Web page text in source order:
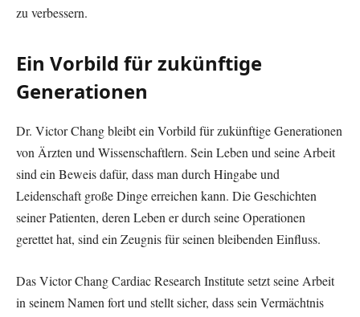
zu verbessern.
Ein Vorbild für zukünftige
Generationen
Dr. Victor Chang bleibt ein Vorbild für zukünftige Generationen
von Ärzten und Wissenschaftlern. Sein Leben und seine Arbeit
sind ein Beweis dafür, dass man durch Hingabe und
Leidenschaft große Dinge erreichen kann. Die Geschichten
seiner Patienten, deren Leben er durch seine Operationen
gerettet hat, sind ein Zeugnis für seinen bleibenden Einfluss.
Das Victor Chang Cardiac Research Institute setzt seine Arbeit
in seinem Namen fort und stellt sicher, dass sein Vermächtnis